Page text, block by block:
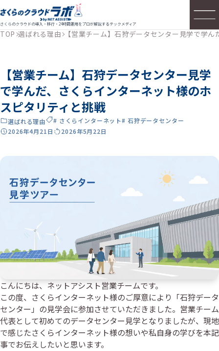
さくらのクラウドの導入・移行・24時間運用をプロが解説するテックメディア
TOP 選ばれる理由 【営業チーム】石狩データセンター見学で学
【営業チーム】石狩データセンター見学
で学んだ、さくらインターネット様のホ
スピタリティと挑戦
選ばれる理由 # さくらインターネット# 石狩データセンター
2026年4月21日
2026年5月22日
こんにちは、ネットアシスト営業チームです。
この度、さくらインターネット様のご厚意により「石狩データ
センター」の見学会に参加させていただきました。営業チーム
代表として初めてのデータセンター見学となりましたが、現地
で感じたさくらインターネット様の想いや私自身の学びを本記
事でお伝えしたいと思います。